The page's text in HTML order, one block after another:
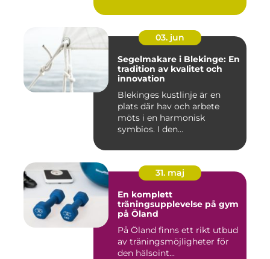
03. jun
Segelmakare i Blekinge: En
tradition av kvalitet och
innovation
Blekinges kustlinje är en
plats där hav och arbete
möts i en harmonisk
symbios. I den...
31. maj
En komplett
träningsupplevelse på gym
på Öland
På Öland finns ett rikt utbud
av träningsmöjligheter för
den hälsoint...